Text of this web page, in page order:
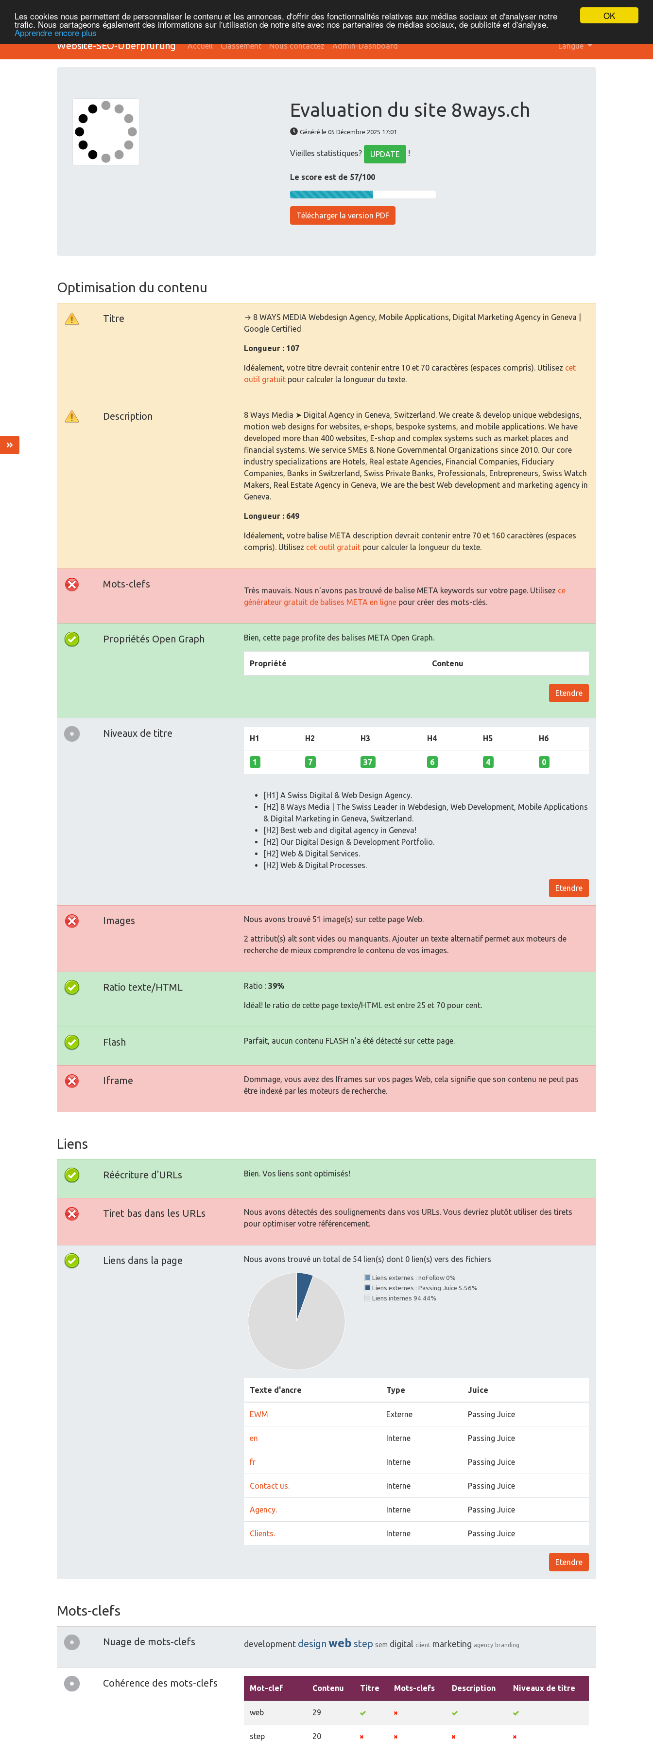
OK
Les cookies nous permettent de personnaliser le contenu et les annonces, d'offrir des fonctionnalités relatives aux médias sociaux et d'analyser notre
trafic. Nous partageons également des informations sur l'utilisation de notre site avec nos partenaires de médias sociaux, de publicité et d'analyse.
Apprendre encore plus
Website-SEO-Überprüfung Accueil Classement Nous contactez Admin-Dashboard Langue
Evaluation du site 8ways.ch
Généré le 05 Décembre 2025 17:01
Vieilles statistiques? UPDATE !
Le score est de 57/100
Télécharger la version PDF
Optimisation du contenu
Titre
→ 8 WAYS MEDIA Webdesign Agency, Mobile Applications, Digital Marketing Agency in Geneva |
Google Certified
Longueur : 107
Idéalement, votre titre devrait contenir entre 10 et 70 caractères (espaces compris). Utilisez cet
outil gratuit pour calculer la longueur du texte.
Description
8 Ways Media ➤ Digital Agency in Geneva, Switzerland. We create & develop unique webdesigns,
motion web designs for websites, e-shops, bespoke systems, and mobile applications. We have
developed more than 400 websites, E-shop and complex systems such as market places and
financial systems. We service SMEs & None Governmental Organizations since 2010. Our core
industry specializations are Hotels, Real estate Agencies, Financial Companies, Fiduciary
Companies, Banks in Switzerland, Swiss Private Banks, Professionals, Entrepreneurs, Swiss Watch
Makers, Real Estate Agency in Geneva, We are the best Web development and marketing agency in
Geneva.
Longueur : 649
Idéalement, votre balise META description devrait contenir entre 70 et 160 caractères (espaces
compris). Utilisez cet outil gratuit pour calculer la longueur du texte.
Mots-clefs
Très mauvais. Nous n'avons pas trouvé de balise META keywords sur votre page. Utilisez ce
générateur gratuit de balises META en ligne pour créer des mots-clés.
Propriétés Open Graph Bien, cette page profite des balises META Open Graph.
Propriété Contenu
Etendre
Niveaux de titre H1 H2 H3 H4 H5 H6
1 7 37 6 4 0
[H1] A Swiss Digital & Web Design Agency.
[H2] 8 Ways Media | The Swiss Leader in Webdesign, Web Development, Mobile Applications
& Digital Marketing in Geneva, Switzerland.
[H2] Best web and digital agency in Geneva!
[H2] Our Digital Design & Development Portfolio.
[H2] Web & Digital Services.
[H2] Web & Digital Processes.
Etendre
Images Nous avons trouvé 51 image(s) sur cette page Web.
2 attribut(s) alt sont vides ou manquants. Ajouter un texte alternatif permet aux moteurs de
recherche de mieux comprendre le contenu de vos images.
Ratio texte/HTML Ratio : 39%
Idéal! le ratio de cette page texte/HTML est entre 25 et 70 pour cent.
Flash Parfait, aucun contenu FLASH n'a été détecté sur cette page.
Iframe
Dommage, vous avez des Iframes sur vos pages Web, cela signifie que son contenu ne peut pas
être indexé par les moteurs de recherche.
Liens
Réécriture d'URLs Bien. Vos liens sont optimisés!
Tiret bas dans les URLs
Nous avons détectés des soulignements dans vos URLs. Vous devriez plutôt utiliser des tirets
pour optimiser votre référencement.
Liens dans la page Nous avons trouvé un total de 54 lien(s) dont 0 lien(s) vers des fichiers
Liens externes : noFollow 0%
Liens externes : Passing Juice 5.56%
Liens internes 94.44%
Texte d'ancre Type Juice
EWM Externe Passing Juice
en Interne Passing Juice
fr Interne Passing Juice
Contact us. Interne Passing Juice
Agency. Interne Passing Juice
Clients. Interne Passing Juice
Etendre
Mots-clefs
Nuage de mots-clefs development design web step sem digital client marketing agency branding
Cohérence des mots-clefs Mot-clef Contenu Titre Mots-clefs Description Niveaux de titre
web 29
step 20